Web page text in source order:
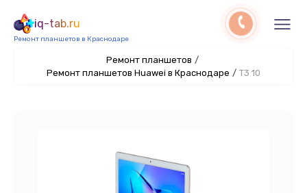
iq-tab.ru
Ремонт планшетов в Краснодаре
Ремонт планшетов /
Ремонт планшетов Huawei в Краснодаре / T3 10